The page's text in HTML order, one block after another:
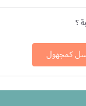
؟
كمجهول